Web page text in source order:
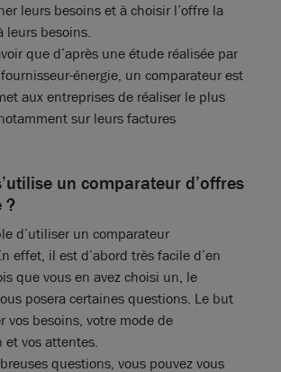
leurs besoins et à choisir l’offre la
leurs besoins.
que d’après une étude réalisée par
énergie, un comparateur est
aux entreprises de réaliser le plus
sur leurs factures
un comparateur d’offres
?
d’utiliser un comparateur
effet, il est d’abord très facile d’en
que vous en avez choisi un, le
posera certaines questions. Le but
vos besoins, votre mode de
et vos attentes.
questions, vous pouvez vous